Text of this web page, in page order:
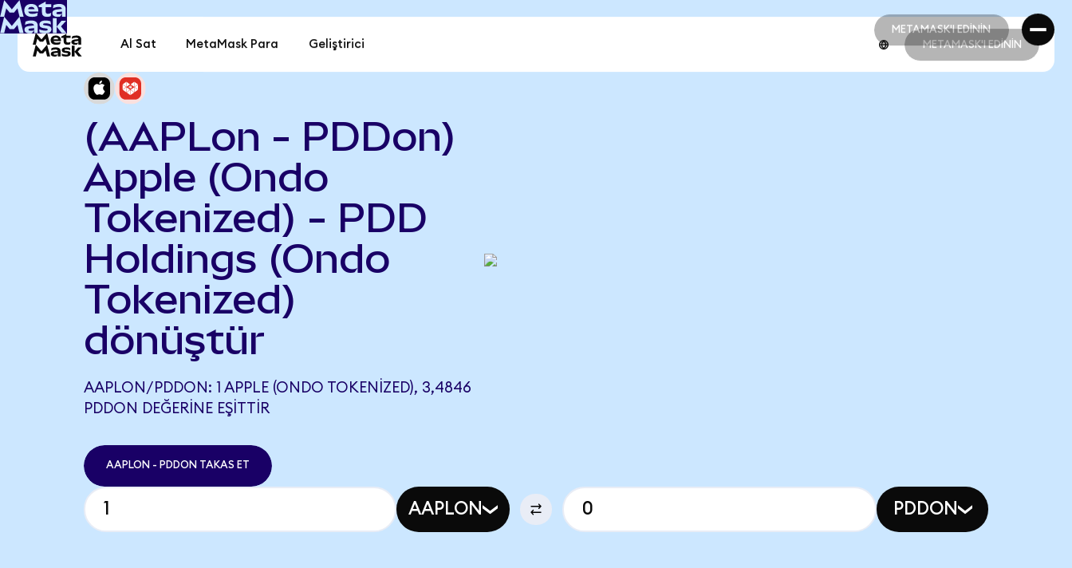
METAMASK'I EDİNİN
METAMASK'I EDİNİN
Al Sat MetaMask Para Geliştirici METAMASK'I EDİNİN
(AAPLon - PDDon)
Apple (Ondo
Tokenized) - PDD
Holdings (Ondo
Tokenized)
dönüştür
AAPLON/PDDON: 1 APPLE (ONDO TOKENIZED), 3,4846
PDDON DEĞERINE EŞITTIR
AAPLON - PDDON TAKAS ET
AAPLON PDDON